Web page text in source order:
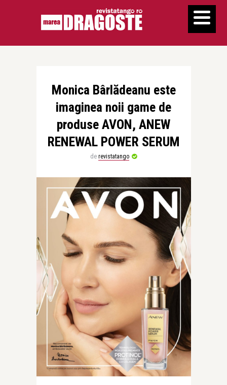
Monica Bârlădeanu este
imaginea noii game de
produse AVON, ANEW
RENEWAL POWER SERUM
de revistatango